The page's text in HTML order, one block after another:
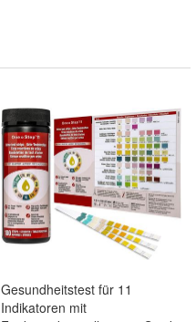
Gesundheitstest für 11
Indikatoren mit